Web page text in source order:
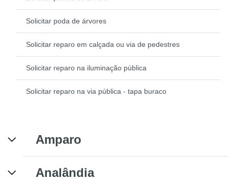
Solicitar poda de árvores
Solicitar reparo em calçada ou via de pedestres
Solicitar reparo na iluminação pública
Solicitar reparo na via pública - tapa buraco
Amparo
Analândia